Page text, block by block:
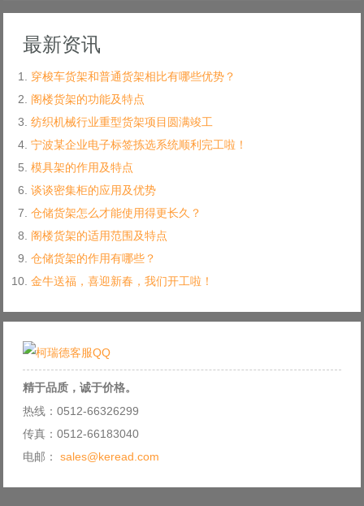
最新资讯
穿梭车货架和普通货架相比有哪些优势？
阁楼货架的功能及特点
纺织机械行业重型货架项目圆满竣工
宁波某企业电子标签拣选系统顺利完工啦！
模具架的作用及特点
谈谈密集柜的应用及优势
仓储货架怎么才能使用得更长久？
阁楼货架的适用范围及特点
仓储货架的作用有哪些？
金牛送福，喜迎新春，我们开工啦！
精于品质，诚于价格。
热线：0512-66326299
传真：0512-66183040
电邮： sales@keread.com